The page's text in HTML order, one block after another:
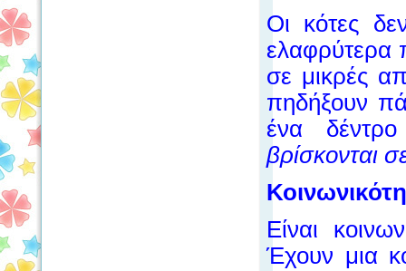
Οι κότες
ελαφρύτερα
σε μικρές
πηδήξουν
ένα
βρίσκονται
Είναι
Έχουν μια